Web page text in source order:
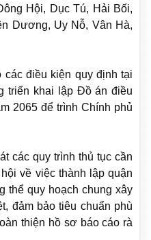
Hội, Dục Tú, Hải Bối,
Dương, Uy Nỗ, Vân Hà,
điều kiện quy định tại
triển khai lập Đồ án điều
2065 để trình Chính phủ
các quy trình thủ tục cần
về việc thành lập quận
thể quy hoạch chung xây
đảm bảo tiêu chuẩn phù
thiện hồ sơ báo cáo rà